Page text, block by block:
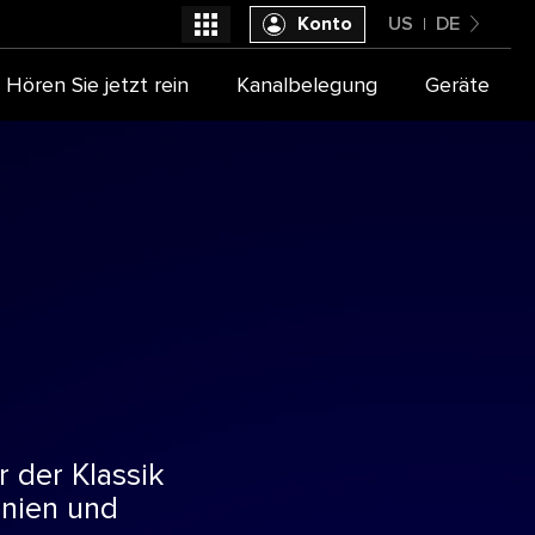
der Klassik
und
United States
US DE
Konto
Hören Sie jetzt rein Kanalbelegung Geräte